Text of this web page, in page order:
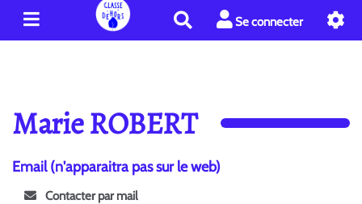
e
r
c
e
Se connecter
Marie ROBERT
Email (n'apparaitra pas sur le web)
Contacter par mail